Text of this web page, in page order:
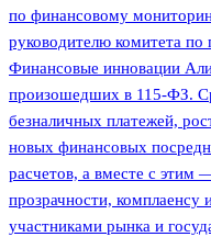
по финансовому
руководителю комитета
Финансовые инновации
произошедших в 115-ФЗ.
безналичных платежей,
новых финансовых
расчетов, а вместе с этим
прозрачности,
участниками рынка и